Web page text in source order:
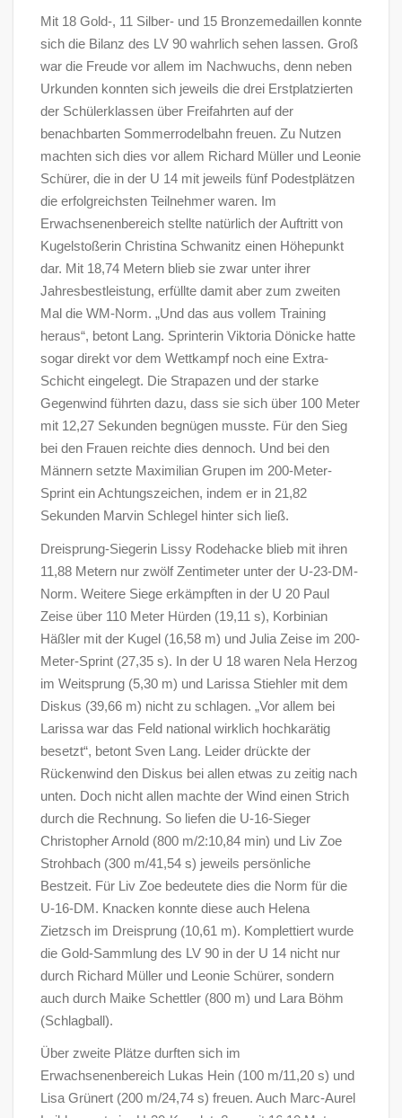
Mit 18 Gold-, 11 Silber- und 15 Bronzemedaillen konnte
sich die Bilanz des LV 90 wahrlich sehen lassen. Groß
war die Freude vor allem im Nachwuchs, denn neben
Urkunden konnten sich jeweils die drei Erstplatzierten
der Schülerklassen über Freifahrten auf der
benachbarten Sommerrodelbahn freuen. Zu Nutzen
machten sich dies vor allem Richard Müller und Leonie
Schürer, die in der U 14 mit jeweils fünf Podestplätzen
die erfolgreichsten Teilnehmer waren. Im
Erwachsenenbereich stellte natürlich der Auftritt von
Kugelstoßerin Christina Schwanitz einen Höhepunkt
dar. Mit 18,74 Metern blieb sie zwar unter ihrer
Jahresbestleistung, erfüllte damit aber zum zweiten
Mal die WM-Norm. „Und das aus vollem Training
heraus“, betont Lang. Sprinterin Viktoria Dönicke hatte
sogar direkt vor dem Wettkampf noch eine Extra-
Schicht eingelegt. Die Strapazen und der starke
Gegenwind führten dazu, dass sie sich über 100 Meter
mit 12,27 Sekunden begnügen musste. Für den Sieg
bei den Frauen reichte dies dennoch. Und bei den
Männern setzte Maximilian Grupen im 200-Meter-
Sprint ein Achtungszeichen, indem er in 21,82
Sekunden Marvin Schlegel hinter sich ließ.
Dreisprung-Siegerin Lissy Rodehacke blieb mit ihren
11,88 Metern nur zwölf Zentimeter unter der U-23-DM-
Norm. Weitere Siege erkämpften in der U 20 Paul
Zeise über 110 Meter Hürden (19,11 s), Korbinian
Häßler mit der Kugel (16,58 m) und Julia Zeise im 200-
Meter-Sprint (27,35 s). In der U 18 waren Nela Herzog
im Weitsprung (5,30 m) und Larissa Stiehler mit dem
Diskus (39,66 m) nicht zu schlagen. „Vor allem bei
Larissa war das Feld national wirklich hochkarätig
besetzt“, betont Sven Lang. Leider drückte der
Rückenwind den Diskus bei allen etwas zu zeitig nach
unten. Doch nicht allen machte der Wind einen Strich
durch die Rechnung. So liefen die U-16-Sieger
Christopher Arnold (800 m/2:10,84 min) und Liv Zoe
Strohbach (300 m/41,54 s) jeweils persönliche
Bestzeit. Für Liv Zoe bedeutete dies die Norm für die
U-16-DM. Knacken konnte diese auch Helena
Zietzsch im Dreisprung (10,61 m). Komplettiert wurde
die Gold-Sammlung des LV 90 in der U 14 nicht nur
durch Richard Müller und Leonie Schürer, sondern
auch durch Maike Schettler (800 m) und Lara Böhm
(Schlagball).
Über zweite Plätze durften sich im
Erwachsenenbereich Lukas Hein (100 m/11,20 s) und
Lisa Grünert (200 m/24,74 s) freuen. Auch Marc-Aurel